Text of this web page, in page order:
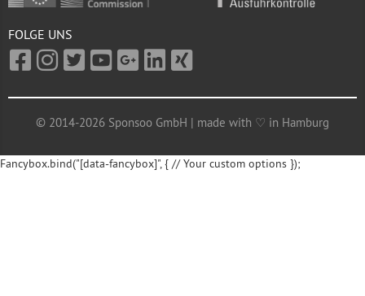
FOLGE UNS
© 2014-2026 Sponsoo GmbH | made with ♡ in Hamburg
Fancybox.bind("[data-fancybox]", { // Your custom options });